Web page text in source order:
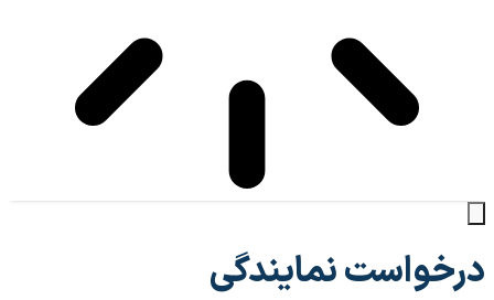
درخواست نمایندگی